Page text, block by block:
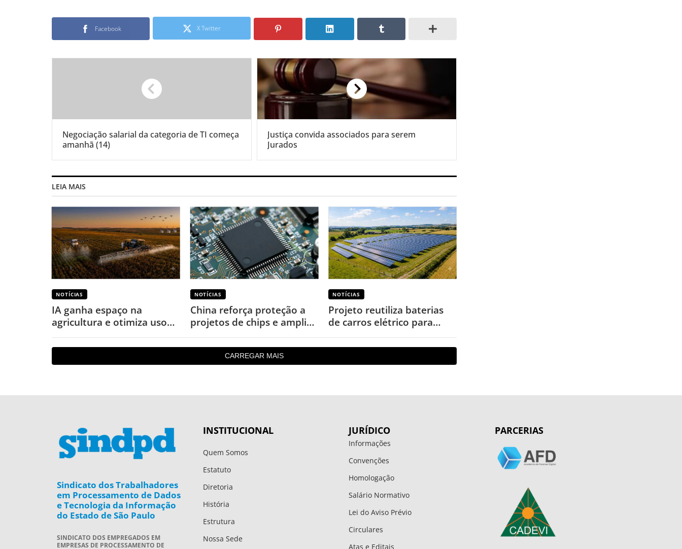
Facebook X Twitter
Negociação salarial da categoria de TI começa
amanhã (14)
Justiça convida associados para serem
Jurados
LEIA MAIS
NOTÍCIAS
IA ganha espaço na
agricultura e otimiza uso
de defensivos
NOTÍCIAS
China reforça proteção a
projetos de chips e amplia
punições por cópias
NOTÍCIAS
Projeto reutiliza baterias
de carros elétrico para
garantir energia em áreas
rurais
CARREGAR MAIS
Sindicato dos Trabalhadores
em Processamento de Dados
e Tecnologia da Informação
do Estado de São Paulo
SINDICATO DOS EMPREGADOS EM
EMPRESAS DE PROCESSAMENTO DE
INSTITUCIONAL
Quem Somos
Estatuto
Diretoria
História
Estrutura
Nossa Sede
JURÍDICO
Informações
Convenções
Homologação
Salário Normativo
Lei do Aviso Prévio
Circulares
Atas e Editais
PARCERIAS